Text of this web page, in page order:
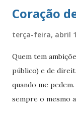
Coração
terça-feira, abril
Quem tem
público) e de
quando me
sempre o mesmo